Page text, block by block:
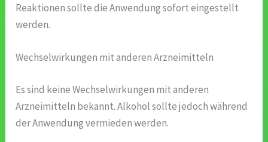
Reaktionen sollte die Anwendung sofort eingestellt
werden.
Wechselwirkungen mit anderen Arzneimitteln
Es sind keine Wechselwirkungen mit anderen
Arzneimitteln bekannt. Alkohol sollte jedoch während
der Anwendung vermieden werden.